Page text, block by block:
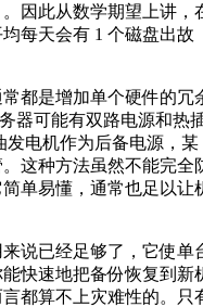
因此从数学期望上讲，
每天会有 1 个磁盘出故
都是增加单个硬件的冗
器可能有双路电源和热
发电机作为后备电源，某
这种方法虽然不能完全
单易懂，通常也足以让
说已经足够了，它使单
快速地把备份恢复到新
都算不上灾难性的。只